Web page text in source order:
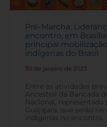
Pré-Marcha:
encontro, em
principal
indígenas do Brasil
30 de janeiro de 2023
Entre as atividades
Ancestral da Bancada
Nacional, representada
Guajajara, que serão
indígenas no encontro.